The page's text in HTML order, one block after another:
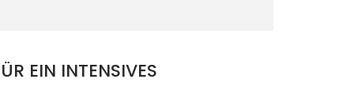
EIN INTENSIVES